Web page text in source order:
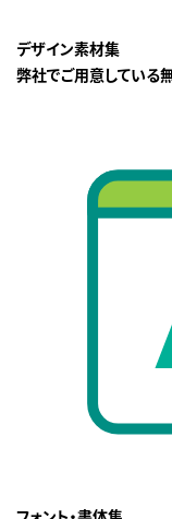
デザイン素材集
弊社でご用意している